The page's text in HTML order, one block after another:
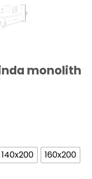
monolith
140x200
160x200